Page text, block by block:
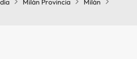
Milán Provincia
Milán